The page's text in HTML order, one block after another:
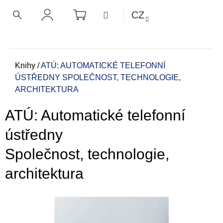
NÁKUPNÍ
KOŠÍK MENUCZ
Domů
Knihy /ATÚ: AUTOMATICKÉ TELEFONNÍ
ÚSTŘEDNY SPOLEČNOST, TECHNOLOGIE,
ARCHITEKTURA
ATÚ: Automatické telefonní
ústředny
Společnost, technologie,
architektura
ZPĚT
ZPĚT
o
p
o
ř
e
u
j